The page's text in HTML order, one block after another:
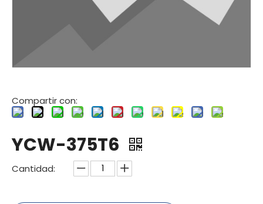
Compartir con:
YCW-375T6
Cantidad: